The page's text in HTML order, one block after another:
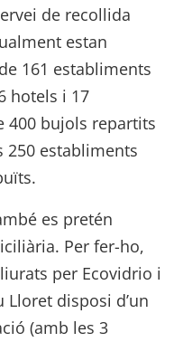
de recollida
estan
161 establiments
hotels i 17
400 bujols repartits
250 establiments
es pretén
Per fer-ho,
per Ecovidrio i
disposi d’un
(amb les 3